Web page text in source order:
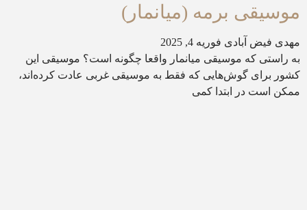
موسیقی برمه (میانمار)
مهدی فیض آبادی فوریه 4, 2025
به راستی که موسیقی میانمار واقعا چگونه است؟ موسیقی این
کشور برای گوش‌هایی که فقط به موسیقی غربی عادت کرده‌اند،
ممکن است در ابتدا کمی